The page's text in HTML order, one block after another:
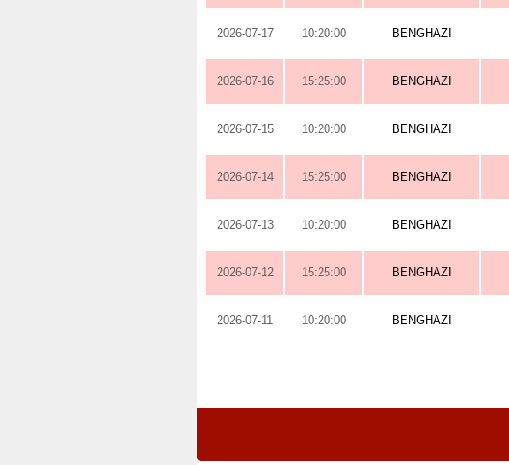
2026-07-17 10:20:00 BENGHAZI
2026-07-16 15:25:00 BENGHAZI
2026-07-15 10:20:00 BENGHAZI
2026-07-14 15:25:00 BENGHAZI
2026-07-13 10:20:00 BENGHAZI
2026-07-12 15:25:00 BENGHAZI
2026-07-11 10:20:00 BENGHAZI